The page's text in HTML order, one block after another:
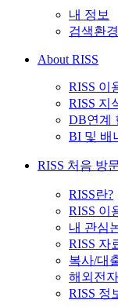
내 정보
검색환
About RISS
RISS 이
RISS 지
DB연계
BI 및 배
RISS 처음 방
RISS란?
RISS 이
내 관심
RISS 자
복사/대
해외전
RISS 정